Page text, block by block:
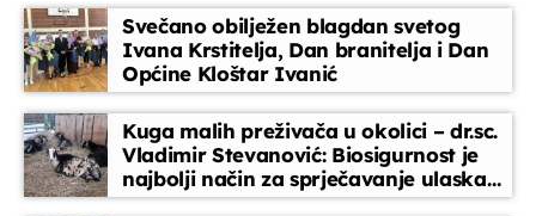
Jutarnja kronika
07:00 - 07:30
DANAS NA PROGRAMU
Svečano obilježen blagdan svetog
Ivana Krstitelja, Dan branitelja i Dan
Općine Kloštar Ivanić
Kuga malih preživača u okolici – dr.sc.
Vladimir Stevanović: Biosigurnost je
najbolji način za sprječavanje ulaska
bolesti